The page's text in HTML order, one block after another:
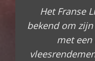
Het Franse
bekend om
met